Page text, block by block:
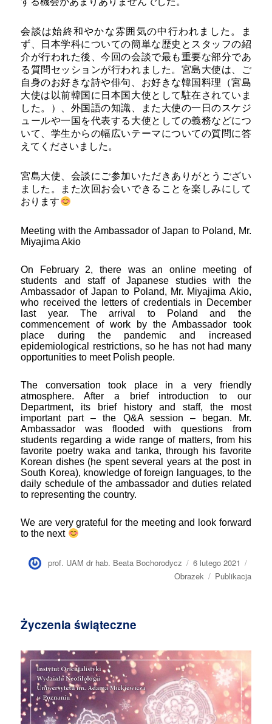
会談は始終和やかな雰囲気の中行われました。ま
ず、日本学科についての簡単な歴史とスタッフの紹
介が行われた後、今回の会談で最も重要な部分であ
る質問セッションが行われました。宮島大使は、ご
自身のお好きな詩や俳句、お好きな韓国料理（宮島
大使は以前韓国に日本国大使として駐在されていま
した。）、外国語の知識、また大使の一日のスケジ
ュールや一国を代表する大使としての義務などにつ
いて、学生からの幅広いテーマについての質問に答
えてくださいました。
宮島大使、会談にご参加いただきありがとうござい
ました。また次回お会いできることを楽しみにして
おります
Meeting with the Ambassador of Japan to Poland, Mr.
Miyajima Akio
On February 2, there was an online meeting of
students and staff of Japanese studies with the
Ambassador of Japan to Poland, Mr. Miyajima Akio,
who received the letters of credentials in December
last year. The arrival to Poland and the
commencement of work by the Ambassador took
place during the pandemic and increased
epidemiological restrictions, so he has not had many
opportunities to meet Polish people.
The conversation took place in a very friendly
atmosphere. After a brief introduction to our
Department, its brief history and staff, the most
important part – the Q&A session – began. Mr.
Ambassador was flooded with questions from
students regarding a wide range of matters, from his
favorite poetry waka and tanka, through his favorite
Korean dishes (he spent several years at the post in
South Korea), knowledge of foreign languages, to the
daily schedule of the ambassador and duties related
to representing the country.
We are very grateful for the meeting and look forward
to the next
Autor
prof. UAM dr hab. Beata Bochorodycz Opublikowano
6 lutego 2021
wpisu
Obrazek Kategorie
Publikacja
Życzenia świąteczne